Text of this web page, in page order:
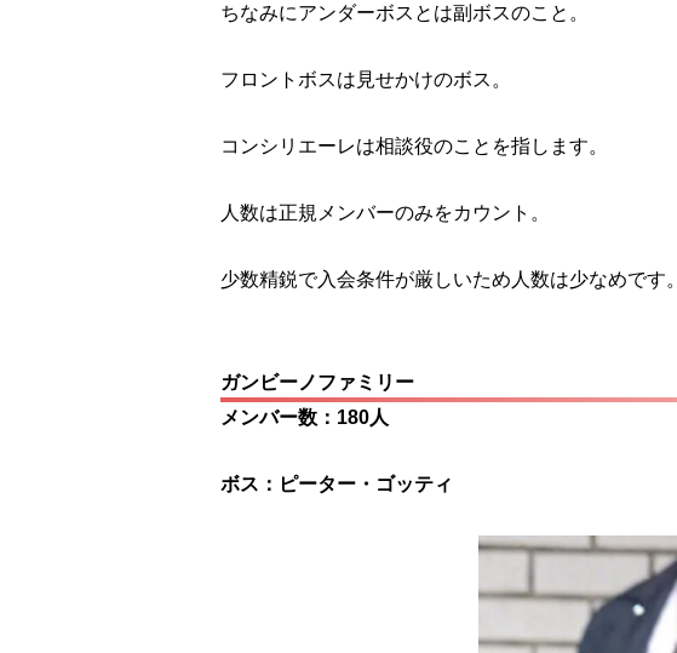
ちなみにアンダーボスとは副ボスのこと。
フロントボスは見せかけのボス。
コンシリエーレは相談役のことを指します。
人数は正規メンバーのみをカウント。
少数精鋭で入会条件が厳しいため人数は少なめです。
ガンビーノファミリー
メンバー数：180人
ボス：ピーター・ゴッティ